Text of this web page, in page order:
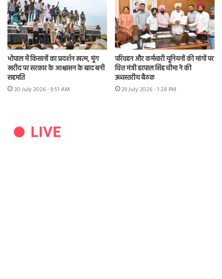
भोपाल में किसानों का प्रदर्शन खत्म, मूंग
खरीद पर सरकार के आश्वासन के बाद बनी
सहमति
30 July 2026 - 9:51 AM
परिवहन और कर्मचारी यूनियनों की मांगों पर
वित्त मंत्री हरपाल सिंह चीमा ने की
उच्चस्तरीय बैठक
29 July 2026 - 1:28 PM